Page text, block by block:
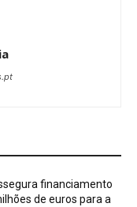
financiamento
de euros para a